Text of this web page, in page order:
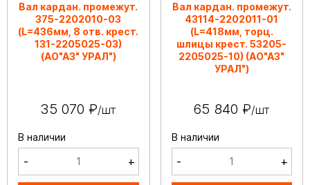
Вал кардан. промежут.
375-2202010-03
(L=436мм, 8 отв. крест.
131-2205025-03)
(АО"АЗ" УРАЛ")
35 070 ₽/шт
В наличии
- +
Вал кардан. промежут.
43114-2202011-01
(L=418мм, торц.
шлицы крест. 53205-
2205025-10) (АО"АЗ"
УРАЛ")
65 840 ₽/шт
В наличии
- +